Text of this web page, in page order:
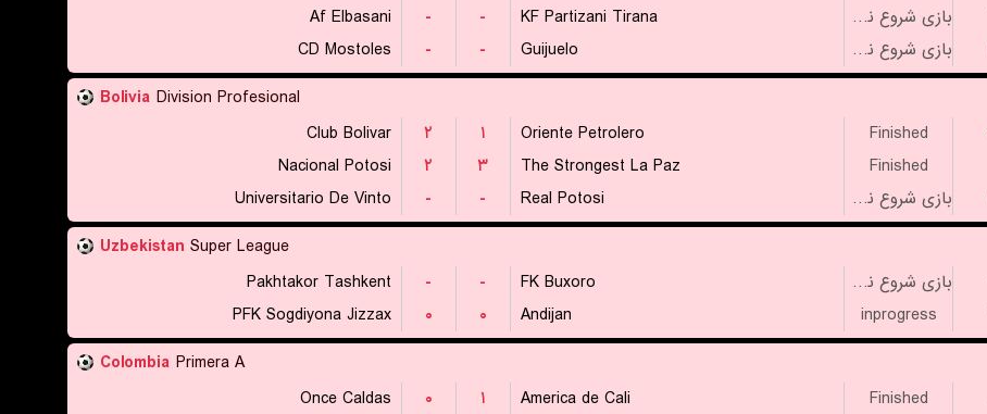
Af Elbasani
- - KF Partizani Tirana بازی شروع نشده است
CD Mostoles
- - Guijuelo بازی شروع نشده است
Bolivia Division Profesional
Club Bolivar
۲ ۱ Oriente Petrolero Finished
Nacional Potosi
۲ ۳ The Strongest La Paz Finished
Universitario De Vinto
- - Real Potosi بازی شروع نشده است
Uzbekistan Super League
Pakhtakor Tashkent
- - FK Buxoro بازی شروع نشده است
PFK Sogdiyona Jizzax
۰ ۰ Andijan inprogress
Colombia Primera A
Once Caldas
۰ ۱ America de Cali Finished